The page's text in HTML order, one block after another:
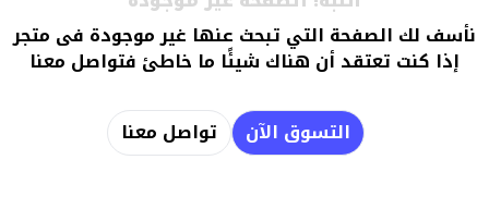
نأسف لك الصفحة التي تبحث عنها غير موجودة فى متجر
إذا كنت تعتقد أن هناك شيئًا ما خاطئ فتواصل معنا
التسوق الآن تواصل معنا